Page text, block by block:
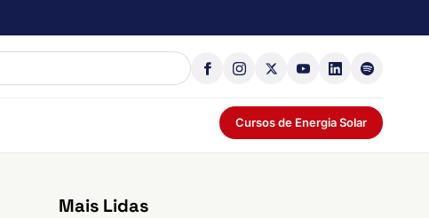
Cursos de Energia Solar
Mais Lidas